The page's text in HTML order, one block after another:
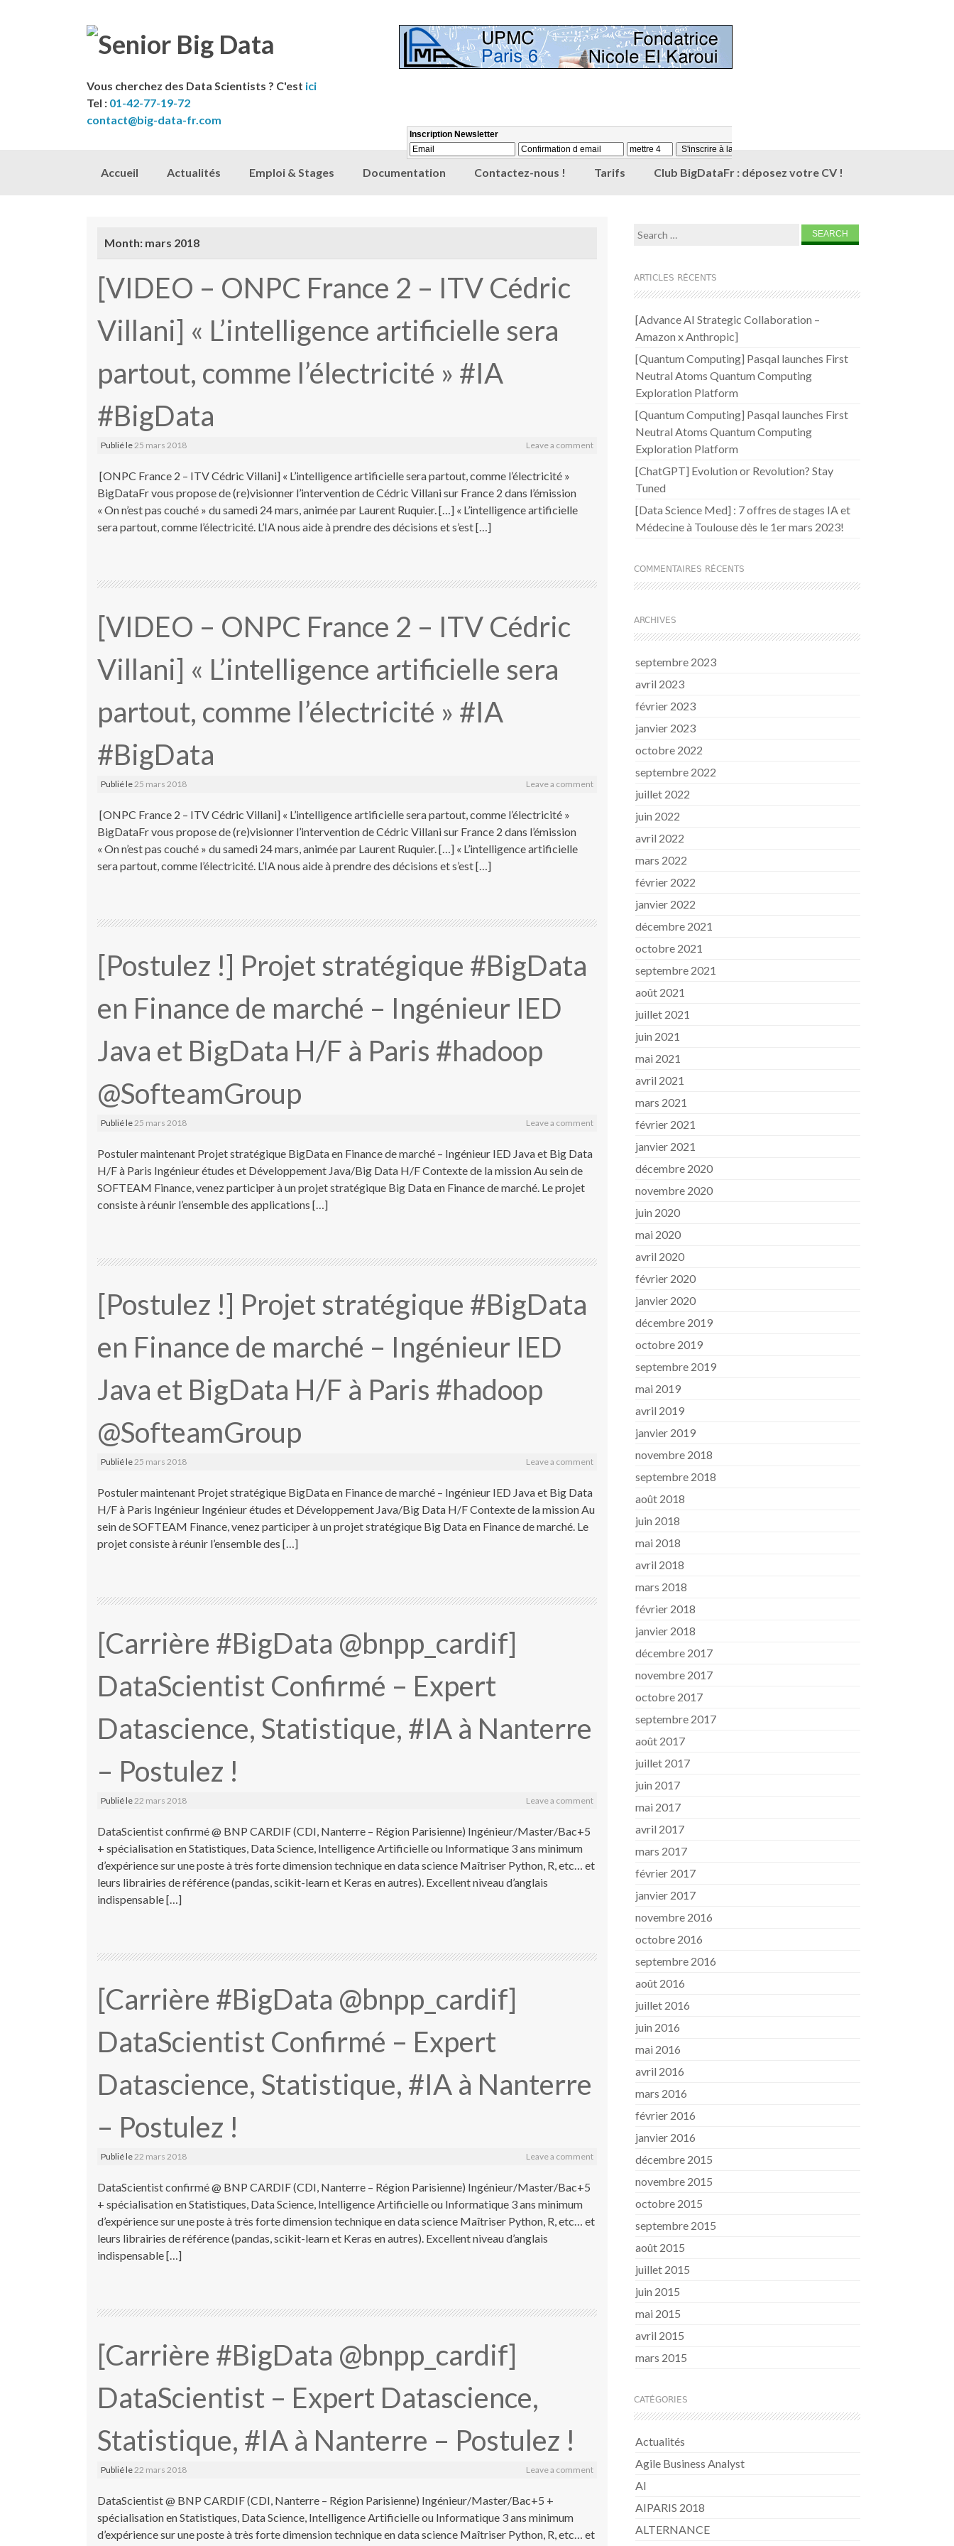
Vous cherchez des Data Scientists ? C'est ici
Tel : 01-42-77-19-72
contact@big-data-fr.com
Skip to content
Accueil Actualités Emploi & Stages Documentation Contactez-nous ! Tarifs Club BigDataFr : déposez votre CV !
Month: mars 2018
[VIDEO – ONPC France 2 – ITV Cédric
Villani] « L’intelligence artificielle sera
partout, comme l’électricité » #IA
#BigData
Publié le25 mars 2018 Leave a comment
[ONPC France 2 – ITV Cédric Villani] « L’intelligence artificielle sera partout, comme l’électricité »
BigDataFr vous propose de (re)visionner l’intervention de Cédric Villani sur France 2 dans l’émission
« On n’est pas couché » du samedi 24 mars, animée par Laurent Ruquier. […] « L’intelligence artificielle
sera partout, comme l’électricité. L’IA nous aide à prendre des décisions et s’est […]
[VIDEO – ONPC France 2 – ITV Cédric
Villani] « L’intelligence artificielle sera
partout, comme l’électricité » #IA
#BigData
Publié le25 mars 2018 Leave a comment
[ONPC France 2 – ITV Cédric Villani] « L’intelligence artificielle sera partout, comme l’électricité »
BigDataFr vous propose de (re)visionner l’intervention de Cédric Villani sur France 2 dans l’émission
« On n’est pas couché » du samedi 24 mars, animée par Laurent Ruquier. […] « L’intelligence artificielle
sera partout, comme l’électricité. L’IA nous aide à prendre des décisions et s’est […]
[Postulez !] Projet stratégique #BigData
en Finance de marché – Ingénieur IED
Java et BigData H/F à Paris #hadoop
@SofteamGroup
Publié le25 mars 2018 Leave a comment
Postuler maintenant Projet stratégique BigData en Finance de marché – Ingénieur IED Java et Big Data
H/F à Paris Ingénieur études et Développement Java/Big Data H/F Contexte de la mission Au sein de
SOFTEAM Finance, venez participer à un projet stratégique Big Data en Finance de marché. Le projet
consiste à réunir l’ensemble des applications […]
[Postulez !] Projet stratégique #BigData
en Finance de marché – Ingénieur IED
Java et BigData H/F à Paris #hadoop
@SofteamGroup
Publié le25 mars 2018 Leave a comment
Postuler maintenant Projet stratégique BigData en Finance de marché – Ingénieur IED Java et Big Data
H/F à Paris Ingénieur Ingénieur études et Développement Java/Big Data H/F Contexte de la mission Au
sein de SOFTEAM Finance, venez participer à un projet stratégique Big Data en Finance de marché. Le
projet consiste à réunir l’ensemble des […]
[Carrière #BigData @bnpp_cardif]
DataScientist Confirmé – Expert
Datascience, Statistique, #IA à Nanterre
– Postulez !
Publié le22 mars 2018 Leave a comment
DataScientist confirmé @ BNP CARDIF (CDI, Nanterre – Région Parisienne) Ingénieur/Master/Bac+5
+ spécialisation en Statistiques, Data Science, Intelligence Artificielle ou Informatique 3 ans minimum
d’expérience sur une poste à très forte dimension technique en data science Maîtriser Python, R, etc… et
leurs librairies de référence (pandas, scikit-learn et Keras en autres). Excellent niveau d’anglais
indispensable […]
[Carrière #BigData @bnpp_cardif]
DataScientist Confirmé – Expert
Datascience, Statistique, #IA à Nanterre
– Postulez !
Publié le22 mars 2018 Leave a comment
DataScientist confirmé @ BNP CARDIF (CDI, Nanterre – Région Parisienne) Ingénieur/Master/Bac+5
+ spécialisation en Statistiques, Data Science, Intelligence Artificielle ou Informatique 3 ans minimum
d’expérience sur une poste à très forte dimension technique en data science Maîtriser Python, R, etc… et
leurs librairies de référence (pandas, scikit-learn et Keras en autres). Excellent niveau d’anglais
indispensable […]
[Carrière #BigData @bnpp_cardif]
DataScientist – Expert Datascience,
Statistique, #IA à Nanterre – Postulez !
Publié le22 mars 2018 Leave a comment
DataScientist @ BNP CARDIF (CDI, Nanterre – Région Parisienne) Ingénieur/Master/Bac+5 +
spécialisation en Statistiques, Data Science, Intelligence Artificielle ou Informatique 3 ans minimum
d’expérience sur une poste à très forte dimension technique en data science Maîtriser Python, R, etc… et
Search for:
ARTICLES RÉCENTS
[Advance AI Strategic Collaboration –
Amazon x Anthropic]
[Quantum Computing] Pasqal launches First
Neutral Atoms Quantum Computing
Exploration Platform
[Quantum Computing] Pasqal launches First
Neutral Atoms Quantum Computing
Exploration Platform
[ChatGPT] Evolution or Revolution? Stay
Tuned
[Data Science Med] : 7 offres de stages IA et
Médecine à Toulouse dès le 1er mars 2023!
COMMENTAIRES RÉCENTS
ARCHIVES
septembre 2023
avril 2023
février 2023
janvier 2023
octobre 2022
septembre 2022
juillet 2022
juin 2022
avril 2022
mars 2022
février 2022
janvier 2022
décembre 2021
octobre 2021
septembre 2021
août 2021
juillet 2021
juin 2021
mai 2021
avril 2021
mars 2021
février 2021
janvier 2021
décembre 2020
novembre 2020
juin 2020
mai 2020
avril 2020
février 2020
janvier 2020
décembre 2019
octobre 2019
septembre 2019
mai 2019
avril 2019
janvier 2019
novembre 2018
septembre 2018
août 2018
juin 2018
mai 2018
avril 2018
mars 2018
février 2018
janvier 2018
décembre 2017
novembre 2017
octobre 2017
septembre 2017
août 2017
juillet 2017
juin 2017
mai 2017
avril 2017
mars 2017
février 2017
janvier 2017
novembre 2016
octobre 2016
septembre 2016
août 2016
juillet 2016
juin 2016
mai 2016
avril 2016
mars 2016
février 2016
janvier 2016
décembre 2015
novembre 2015
octobre 2015
septembre 2015
août 2015
juillet 2015
juin 2015
mai 2015
avril 2015
mars 2015
CATÉGORIES
Actualités
Agile Business Analyst
AI
AIPARIS 2018
ALTERNANCE